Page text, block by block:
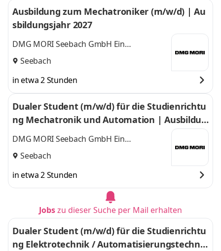
Ausbildung zum Mechatroniker (m/w/d) | Au
sbildungsjahr 2027
DMG MORI Seebach GmbH Ein
Unternehmen der DMG MORI Gruppe
Seebach
in etwa 2 Stunden
Dualer Student (m/w/d) für die Studienrichtu
ng Mechatronik und Automation | Ausbildun
gsjahr 2027
DMG MORI Seebach GmbH Ein
Unternehmen der DMG MORI Gruppe
Seebach
in etwa 2 Stunden
Jobszu dieser Suche per Mail erhalten
Dualer Student (m/w/d) für die Studienrichtu
ng Elektrotechnik / Automatisierungstechnik